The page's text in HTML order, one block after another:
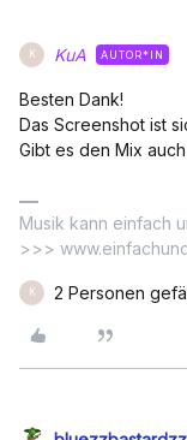
K KuA AUTOR*IN
Besten Dank!
Das Screenshot ist
Gibt es den Mix
Musik kann einfach
>>>
K 2 Personen